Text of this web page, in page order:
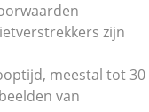
zijn
meestal tot 30
van